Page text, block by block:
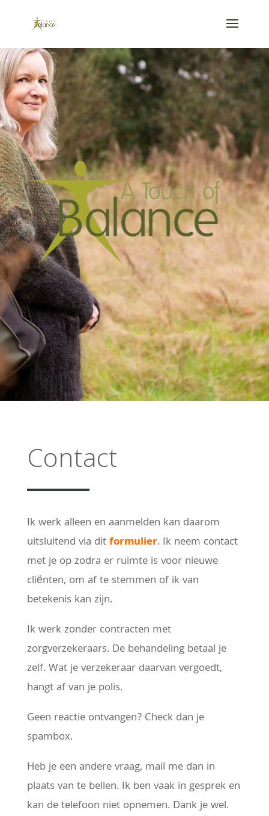
Contact
Ik werk alleen en aanmelden kan daarom
uitsluitend via ditformulier. Ik neem contact
met je op zodra er ruimte is voor nieuwe
cliënten, om af te stemmen of ik van
betekenis kan zijn.
Ik werk zonder contracten met
zorgverzekeraars. De behandeling betaal je
zelf. Wat je verzekeraar daarvan vergoedt,
hangt af van je polis.
Geen reactie ontvangen? Check dan je
spambox.
Heb je een andere vraag, mail me dan in
plaats van te bellen. Ik ben vaak in gesprek en
kan de telefoon niet opnemen. Dank je wel.